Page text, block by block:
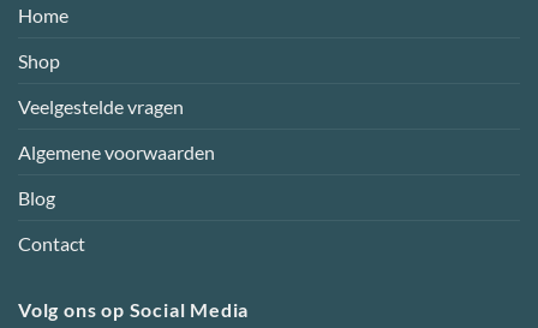
Home
Shop
Veelgestelde vragen
Algemene voorwaarden
Blog
Contact
Volg ons op Social Media